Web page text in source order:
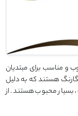
و مناسب برای مبتدیان
هستند که به دلیل
بسیار محبوب هستند. از